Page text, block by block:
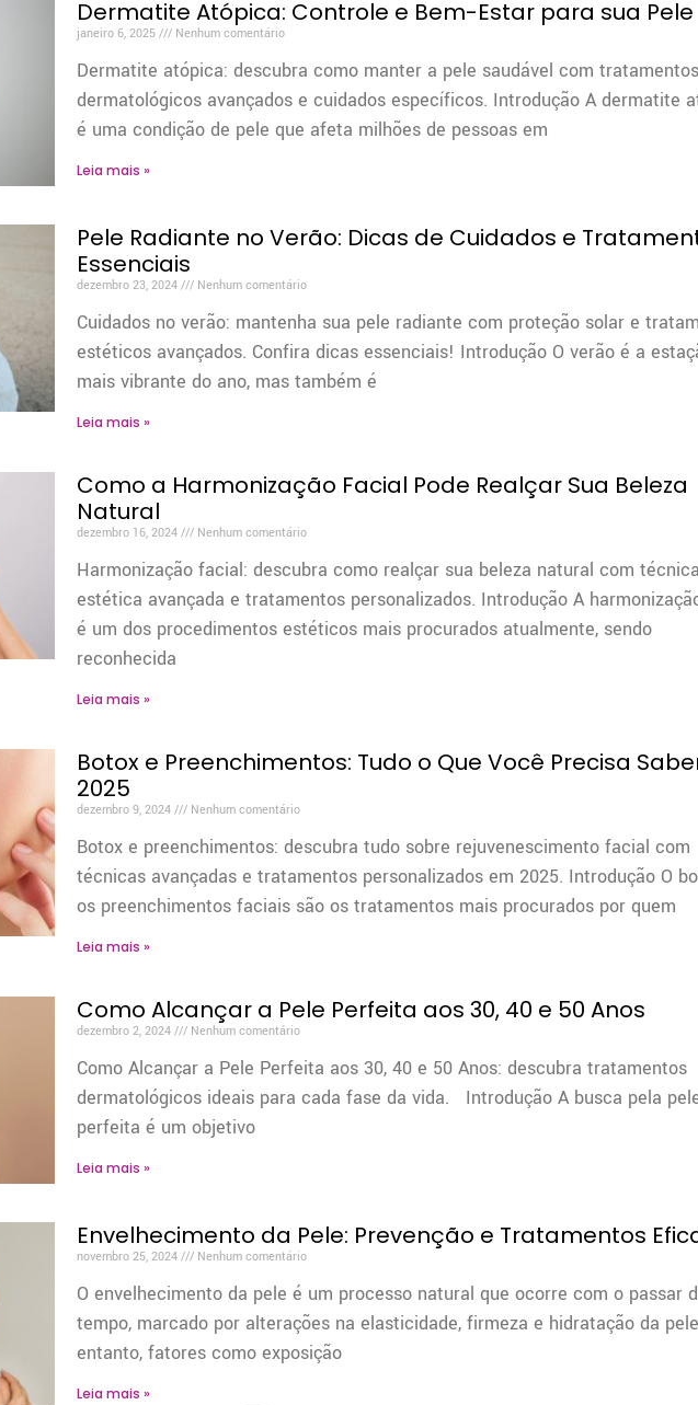
Dermatite Atópica: Controle e Bem-Estar para sua Pele
janeiro 6, 2025 Nenhum comentário
Dermatite atópica: descubra como manter a pele saudável com tratamentos
dermatológicos avançados e cuidados específicos. Introdução A dermatite
é uma condição de pele que afeta milhões de pessoas em
Leia mais »
Pele Radiante no Verão: Dicas de Cuidados e
Essenciais
dezembro 23, 2024 Nenhum comentário
Cuidados no verão: mantenha sua pele radiante com proteção solar e
estéticos avançados. Confira dicas essenciais! Introdução O verão é a
mais vibrante do ano, mas também é
Leia mais »
Como a Harmonização Facial Pode Realçar Sua Beleza
Natural
dezembro 16, 2024 Nenhum comentário
Harmonização facial: descubra como realçar sua beleza natural com
estética avançada e tratamentos personalizados. Introdução A
é um dos procedimentos estéticos mais procurados atualmente, sendo
reconhecida
Leia mais »
Botox e Preenchimentos: Tudo o Que Você Precisa
2025
dezembro 9, 2024 Nenhum comentário
Botox e preenchimentos: descubra tudo sobre rejuvenescimento facial com
técnicas avançadas e tratamentos personalizados em 2025. Introdução O
os preenchimentos faciais são os tratamentos mais procurados por quem
Leia mais »
Como Alcançar a Pele Perfeita aos 30, 40 e 50 Anos
dezembro 2, 2024 Nenhum comentário
Como Alcançar a Pele Perfeita aos 30, 40 e 50 Anos: descubra tratamentos
dermatológicos ideais para cada fase da vida. Introdução A busca pela
perfeita é um objetivo
Leia mais »
Envelhecimento da Pele: Prevenção e Tratamentos
novembro 25, 2024 Nenhum comentário
O envelhecimento da pele é um processo natural que ocorre com o passar
tempo, marcado por alterações na elasticidade, firmeza e hidratação da
entanto, fatores como exposição
Leia mais »